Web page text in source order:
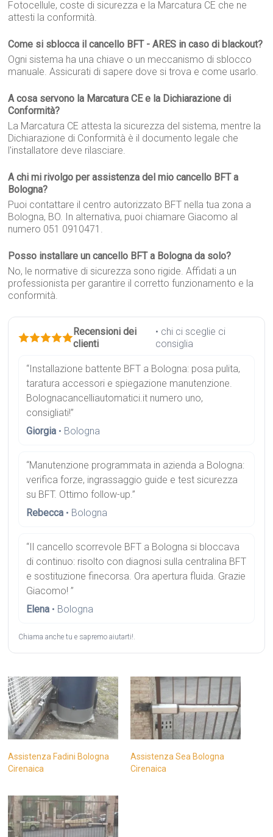
Fotocellule, coste di sicurezza e la Marcatura CE che ne
attesti la conformità.
Come si sblocca il cancello BFT - ARES in caso di blackout?
Ogni sistema ha una chiave o un meccanismo di sblocco
manuale. Assicurati di sapere dove si trova e come usarlo.
A cosa servono la Marcatura CE e la Dichiarazione di
Conformità?
La Marcatura CE attesta la sicurezza del sistema, mentre la
Dichiarazione di Conformità è il documento legale che
l'installatore deve rilasciare.
A chi mi rivolgo per assistenza del mio cancello BFT a
Bologna?
Puoi contattare il centro autorizzato BFT nella tua zona a
Bologna, BO. In alternativa, puoi chiamare Giacomo al
numero 051 0910471.
Posso installare un cancello BFT a Bologna da solo?
No, le normative di sicurezza sono rigide. Affidati a un
professionista per garantire il corretto funzionamento e la
conformità.
Recensioni dei
clienti
• chi ci sceglie ci
consiglia
“Installazione battente BFT a Bologna: posa pulita,
taratura accessori e spiegazione manutenzione.
Bolognacancelliautomatici.it numero uno,
consigliati!”
Giorgia • Bologna
“Manutenzione programmata in azienda a Bologna:
verifica forze, ingrassaggio guide e test sicurezza
su BFT. Ottimo follow-up.”
Rebecca • Bologna
“Il cancello scorrevole BFT a Bologna si bloccava
di continuo: risolto con diagnosi sulla centralina BFT
e sostituzione finecorsa. Ora apertura fluida. Grazie
Giacomo! ”
Elena • Bologna
Chiama anche tu e sapremo aiutarti!.
Assistenza Fadini Bologna
Cirenaica
Assistenza Sea Bologna
Cirenaica